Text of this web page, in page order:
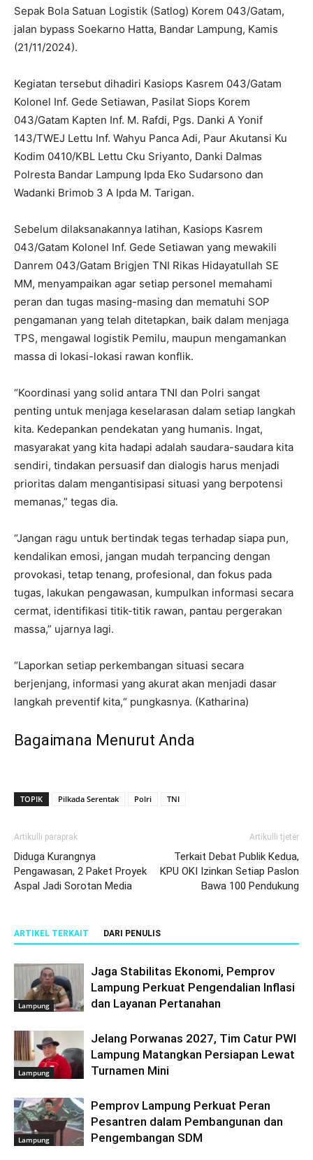
Sepak Bola Satuan Logistik (Satlog) Korem 043/Gatam,
jalan bypass Soekarno Hatta, Bandar Lampung, Kamis
(21/11/2024).
Kegiatan tersebut dihadiri Kasiops Kasrem 043/Gatam
Kolonel Inf. Gede Setiawan, Pasilat Siops Korem
043/Gatam Kapten Inf. M. Rafdi, Pgs. Danki A Yonif
143/TWEJ Lettu Inf. Wahyu Panca Adi, Paur Akutansi Ku
Kodim 0410/KBL Lettu Cku Sriyanto, Danki Dalmas
Polresta Bandar Lampung Ipda Eko Sudarsono dan
Wadanki Brimob 3 A Ipda M. Tarigan.
Sebelum dilaksanakannya latihan, Kasiops Kasrem
043/Gatam Kolonel Inf. Gede Setiawan yang mewakili
Danrem 043/Gatam Brigjen TNI Rikas Hidayatullah SE
MM, menyampaikan agar setiap personel memahami
peran dan tugas masing-masing dan mematuhi SOP
pengamanan yang telah ditetapkan, baik dalam menjaga
TPS, mengawal logistik Pemilu, maupun mengamankan
massa di lokasi-lokasi rawan konflik.
“Koordinasi yang solid antara TNI dan Polri sangat
penting untuk menjaga keselarasan dalam setiap langkah
kita. Kedepankan pendekatan yang humanis. Ingat,
masyarakat yang kita hadapi adalah saudara-saudara kita
sendiri, tindakan persuasif dan dialogis harus menjadi
prioritas dalam mengantisipasi situasi yang berpotensi
memanas,” tegas dia.
“Jangan ragu untuk bertindak tegas terhadap siapa pun,
kendalikan emosi, jangan mudah terpancing dengan
provokasi, tetap tenang, profesional, dan fokus pada
tugas, lakukan pengawasan, kumpulkan informasi secara
cermat, identifikasi titik-titik rawan, pantau pergerakan
massa,” ujarnya lagi.
“Laporkan setiap perkembangan situasi secara
berjenjang, informasi yang akurat akan menjadi dasar
langkah preventif kita,“ pungkasnya. (Katharina)
Bagaimana Menurut Anda
TOPIK Pilkada Serentak Polri TNI
Artikulli paraprak
Diduga Kurangnya
Pengawasan, 2 Paket Proyek
Aspal Jadi Sorotan Media
Artikulli tjetër
Terkait Debat Publik Kedua,
KPU OKI Izinkan Setiap Paslon
Bawa 100 Pendukung
ARTIKEL TERKAIT DARI PENULIS
Lampung
Jaga Stabilitas Ekonomi, Pemprov
Lampung Perkuat Pengendalian Inflasi
dan Layanan Pertanahan
Lampung
Jelang Porwanas 2027, Tim Catur PWI
Lampung Matangkan Persiapan Lewat
Turnamen Mini
Lampung
Pemprov Lampung Perkuat Peran
Pesantren dalam Pembangunan dan
Pengembangan SDM